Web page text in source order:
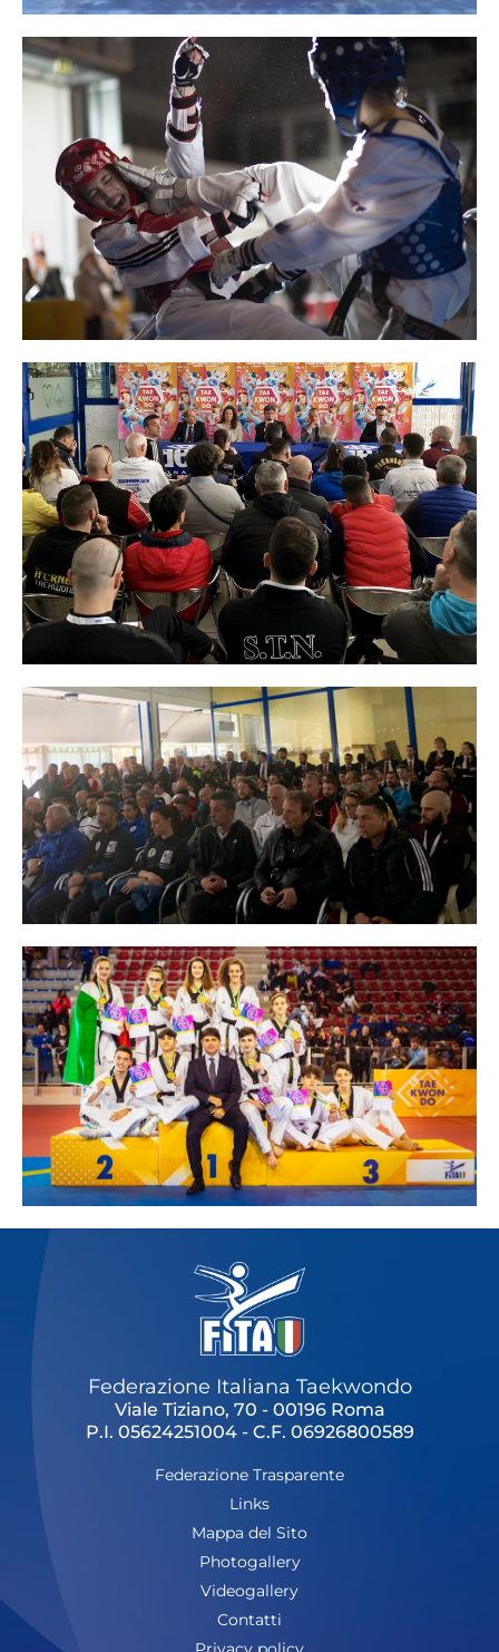
Federazione Italiana Taekwondo
Viale Tiziano, 70 - 00196 Roma
P.I. 05624251004 - C.F. 06926800589
Federazione Trasparente
Links
Mappa del Sito
Photogallery
Videogallery
Contatti